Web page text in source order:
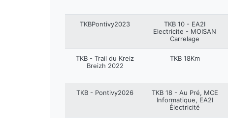
TKBPontivy2023
TKB 10 - EA2I
Electricite - MOISAN
Carrelage
TKB - Trail du Kreiz
Breizh 2022
TKB 18Km
TKB - Pontivy2026
TKB 18 - Au Pré, MCE
Informatique, EA2I
Électricité